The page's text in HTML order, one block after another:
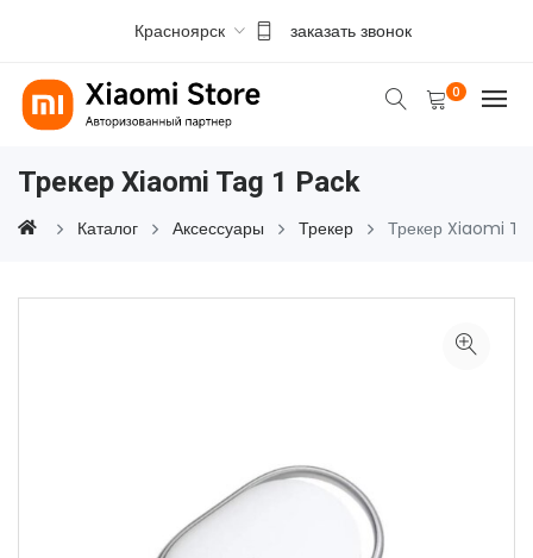
Красноярск заказать звонок
0
Трекер Xiaomi Tag 1 Pack
Каталог Аксессуары Трекер Трекер Xiaomi